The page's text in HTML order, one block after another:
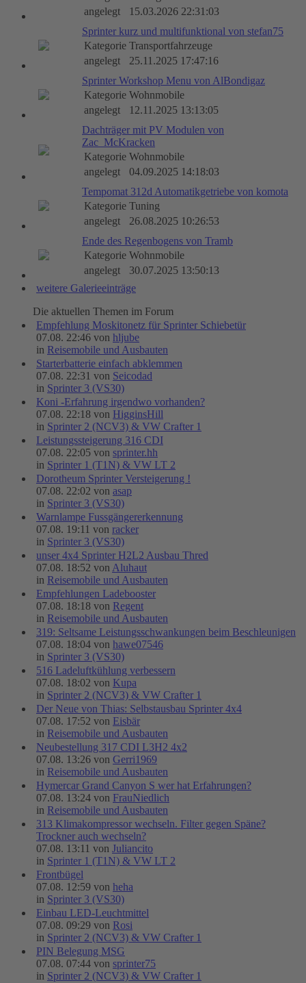
angelegt
15.03.2026 22:31:03
Sprinter kurz und multifunktional von stefan75
Kategorie Transportfahrzeuge
angelegt
25.11.2025 17:47:16
Sprinter Workshop Menu von AlBondigaz
Kategorie Wohnmobile
angelegt
12.11.2025 13:13:05
Dachträger mit PV Modulen von
Zac_McKracken
Kategorie Wohnmobile
angelegt
04.09.2025 14:18:03
Tempomat 312d Automatikgetriebe von komota
Kategorie Tuning
angelegt
26.08.2025 10:26:53
Ende des Regenbogens von Tramb
Kategorie Wohnmobile
angelegt
30.07.2025 13:50:13
weitere Galerieeinträge
Die aktuellen Themen im Forum
Empfehlung Moskitonetz für Sprinter Schiebetür
07.08. 22:46 von hljube
in Reisemobile und Ausbauten
Starterbatterie einfach abklemmen
07.08. 22:31 von Seicodad
in Sprinter 3 (VS30)
Koni -Erfahrung irgendwo vorhanden?
07.08. 22:18 von HigginsHill
in Sprinter 2 (NCV3) & VW Crafter 1
Leistungssteigerung 316 CDI
07.08. 22:05 von sprinter.hh
in Sprinter 1 (T1N) & VW LT 2
Dorotheum Sprinter Versteigerung !
07.08. 22:02 von asap
in Sprinter 3 (VS30)
Warnlampe Fussgängererkennung
07.08. 19:11 von racker
in Sprinter 3 (VS30)
unser 4x4 Sprinter H2L2 Ausbau Thred
07.08. 18:52 vonAluhaut
in Reisemobile und Ausbauten
Empfehlungen Ladebooster
07.08. 18:18 von Regent
in Reisemobile und Ausbauten
319: Seltsame Leistungsschwankungen beim Beschleunigen
07.08. 18:04 von hawe07546
in Sprinter 3 (VS30)
516 Ladeluftkühlung verbessern
07.08. 18:02 von Kupa
in Sprinter 2 (NCV3) & VW Crafter 1
Der Neue von Thias: Selbstausbau Sprinter 4x4
07.08. 17:52 von Eisbär
in Reisemobile und Ausbauten
Neubestellung 317 CDI L3H2 4x2
07.08. 13:26 von Gerri1969
in Reisemobile und Ausbauten
Hymercar Grand Canyon S wer hat Erfahrungen?
07.08. 13:24 von FrauNiedlich
in Reisemobile und Ausbauten
313 Klimakompressor wechseln. Filter gegen Späne?
Trockner auch wechseln?
07.08. 13:11 von Juliancito
in Sprinter 1 (T1N) & VW LT 2
Frontbügel
07.08. 12:59 von heha
in Sprinter 3 (VS30)
Einbau LED-Leuchtmittel
07.08. 09:29 von Rosi
in Sprinter 2 (NCV3) & VW Crafter 1
PIN Belegung MSG
07.08. 07:44 von sprinter75
in Sprinter 2 (NCV3) & VW Crafter 1